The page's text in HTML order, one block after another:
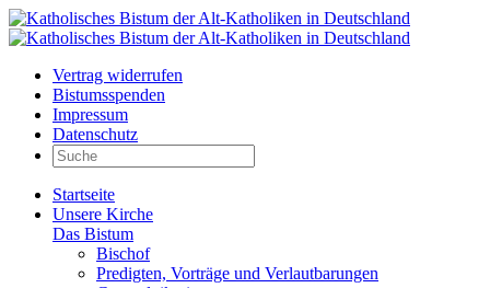
Vertrag widerrufen
Bistumsspenden
Impressum
Datenschutz
Startseite
Unsere Kirche
Das Bistum
Bischof
Predigten, Vorträge und Verlautbarungen